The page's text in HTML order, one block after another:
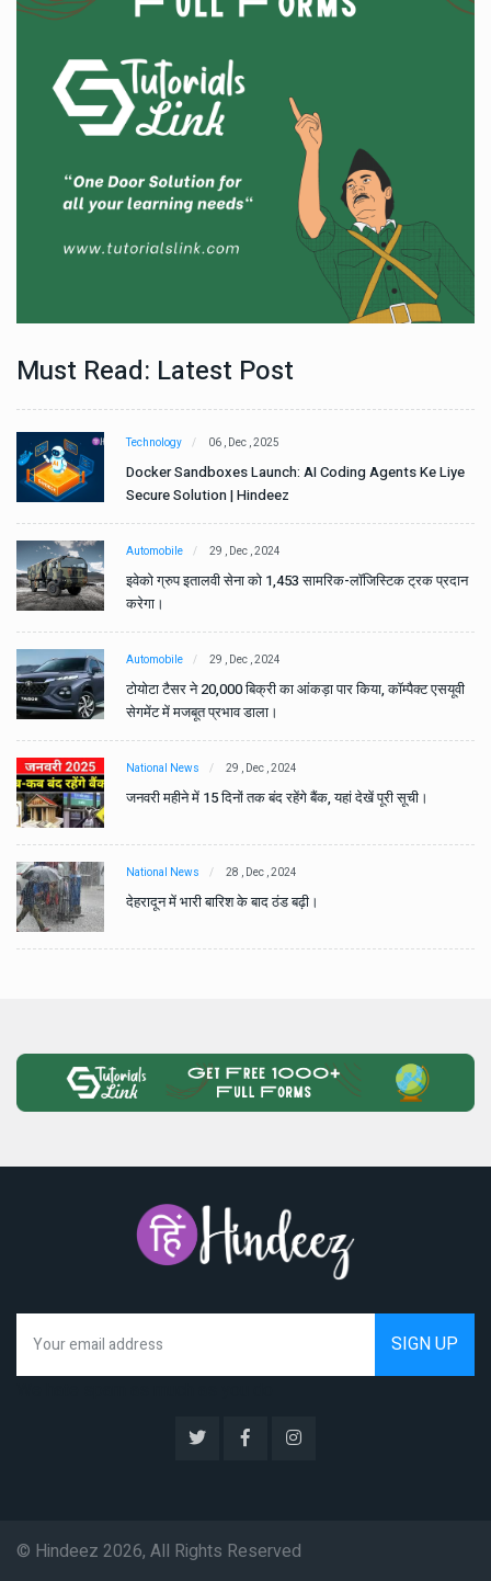
Must Read: Latest Post
Technology 06 , Dec , 2025
Docker Sandboxes Launch: AI Coding Agents Ke Liye
Secure Solution | Hindeez
Automobile 29 , Dec , 2024
इवेको ग्रुप इतालवी सेना को 1,453 सामरिक-लॉजिस्टिक ट्रक प्रदान
करेगा।
Automobile 29 , Dec , 2024
टोयोटा टैसर ने 20,000 बिक्री का आंकड़ा पार किया, कॉम्पैक्ट एसयूवी
सेगमेंट में मजबूत प्रभाव डाला।
National News 29 , Dec , 2024
जनवरी महीने में 15 दिनों तक बंद रहेंगे बैंक, यहां देखें पूरी सूची।
National News 28 , Dec , 2024
देहरादून में भारी बारिश के बाद ठंड बढ़ी।
© Hindeez 2026, All Rights Reserved